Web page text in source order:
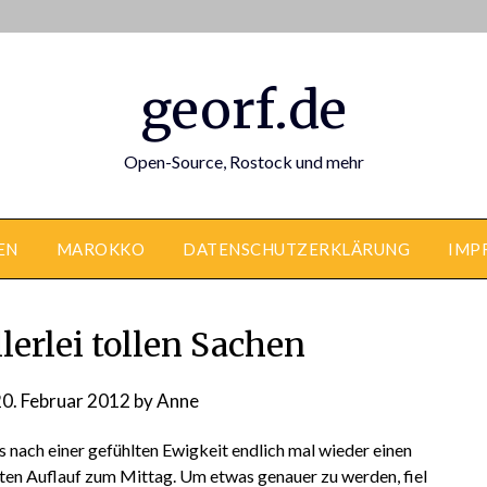
georf.de
Open-Source, Rostock und mehr
MAROKKO DATENSCHUTZERKLÄRUNG
tollen Sachen
Februar 2012 byAnne
nach einer gefühlten Ewigkeit endlich mal wieder einen
Auflauf zum Mittag. Um etwas genauer zu werden, fiel